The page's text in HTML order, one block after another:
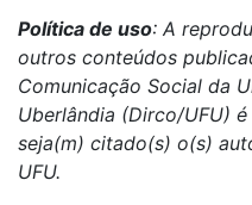
Política de uso: A
outros conteúdos
Comunicação Social da
Uberlândia (Dirco/UFU)
seja(m) citado(s) o(s)
UFU.